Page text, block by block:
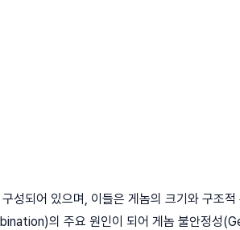
어 있으며, 이들은 게놈의 크기와 구조적
의 주요 원인이 되어 게놈 불안정성